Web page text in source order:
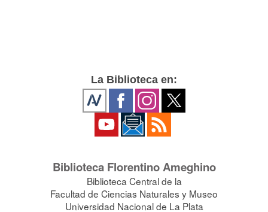
La Biblioteca en:
Biblioteca Florentino Ameghino
Biblioteca Central de la
Facultad de Ciencias Naturales y Museo
Universidad Nacional de La Plata